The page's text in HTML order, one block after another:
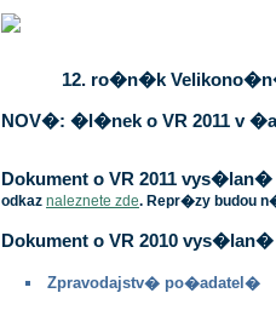
12. ro�n�k
NOV�: �l�nek o VR 2011 v
Dokument o VR 2011
odkaz naleznete zde. Repr�zy budou
Dokument o VR 2010
Zpravodajstv� po�adatel�